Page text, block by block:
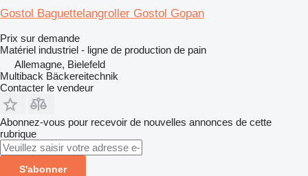
Gostol Baguettelangroller Gostol Gopan
Prix sur demande
Matériel industriel - ligne de production de pain
Allemagne, Bielefeld
Multiback Bäckereitechnik
Contacter le vendeur
Abonnez-vous pour recevoir de nouvelles annonces de cette
rubrique
S'abonner